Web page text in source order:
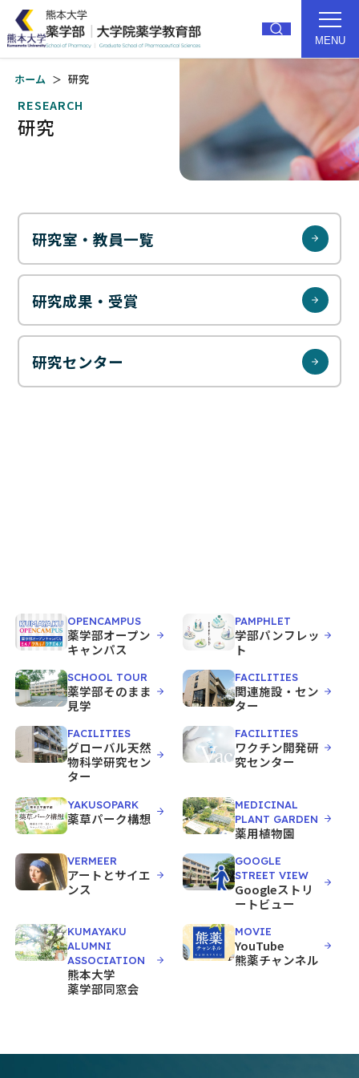
ホーム 研究
RESEARCH
研究
研究室・教員一覧
研究成果・受賞
研究センター
OPENCAMPUS
薬学部オープン
キャンパス
PAMPHLET
学部パンフレッ
ト
SCHOOL TOUR
薬学部そのまま
見学
FACILITIES
関連施設・セン
ター
FACILITIES
グローバル天然
物科学研究セン
ター
FACILITIES
ワクチン開発研
究センター
YAKUSOPARK
薬草パーク構想
MEDICINAL
PLANT GARDEN
薬用植物園
VERMEER
アートとサイエ
ンス
GOOGLE
STREET VIEW
Googleストリ
ートビュー
KUMAYAKU
ALUMNI
ASSOCIATION
熊本大学
薬学部同窓会
MOVIE
YouTube
熊薬チャンネル
MENU
トップ 薬学部紹介
教育
入試
受験生の方 卒業生の方
お問い合わせ